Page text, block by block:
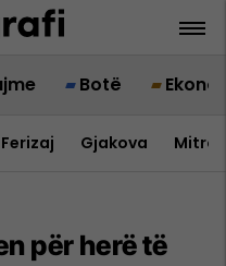
Botë
Ferizaj Gjakova
për herë të